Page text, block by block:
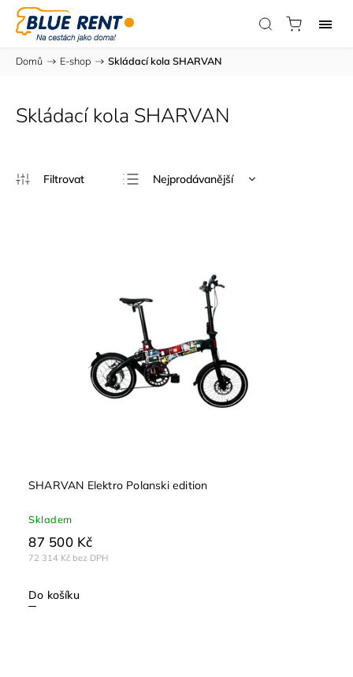
Domů / E-shop / Skládací kola SHARVAN
Skládací kola SHARVAN
Nejprodávanější
SHARVAN Elektro Polanski edition
Skladem
72 314 Kč bez DPH
87 500 Kč
Do košíku